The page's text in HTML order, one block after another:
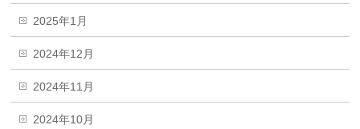
2025年1月
2024年12月
2024年11月
2024年10月